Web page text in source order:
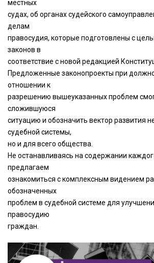
местных
судах, об органах судейского
делам
правосудия, которые подготовлены с
законов в
соответствие с новой редакцией
Предложенные законопроекты при
отношении к
разрешению вышеуказанных проблем
сложившуюся
ситуацию и обозначить вектор развития
судебной системы,
но и для всего общества.
Не останавливаясь на содержании
предлагаем
ознакомиться с комплексным видением
обозначенных
проблем в судебной системе для
правосудию
граждан.